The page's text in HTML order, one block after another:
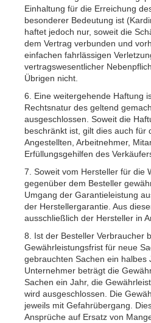
Einhaltung für die Erreichung
besonderer Bedeutung ist
haftet jedoch nur, soweit die
dem Vertrag verbunden und
einfachen fahrlässigen
vertragswesentlicher
Übrigen nicht.
6. Eine weitergehende Haftung
Rechtsnatur des geltend
ausgeschlossen. Soweit die
beschränkt ist, gilt dies auch für
Angestellten, Arbeitnehmer,
Erfüllungsgehilfen des
7. Soweit vom Hersteller für die
gegenüber dem Besteller
Umgang der Garantieleistung
der Herstellergarantie. Aus
ausschließlich der Hersteller in
8. Ist der Besteller Verbraucher
Gewährleistungsfrist für neue
gebrauchten Sachen ein halbes
Unternehmer beträgt die
Sachen ein Jahr, die
wird ausgeschlossen. Die
jeweils mit Gefahrübergang.
Ansprüche auf Ersatz von